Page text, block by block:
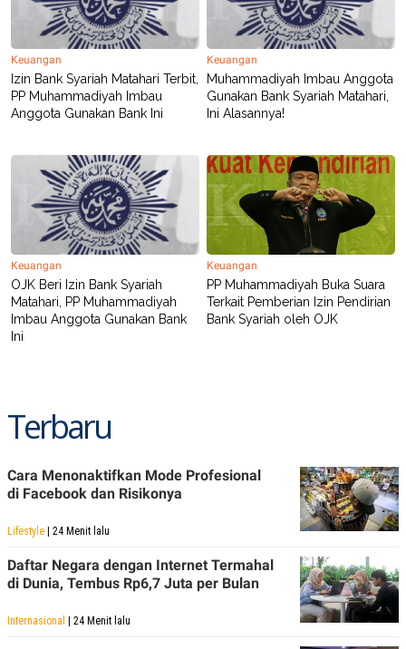
Keuangan
Izin Bank Syariah Matahari Terbit,
PP Muhammadiyah Imbau
Anggota Gunakan Bank Ini
Keuangan
Muhammadiyah Imbau Anggota
Gunakan Bank Syariah Matahari,
Ini Alasannya!
Keuangan
OJK Beri Izin Bank Syariah
Matahari, PP Muhammadiyah
Imbau Anggota Gunakan Bank
Ini
Keuangan
PP Muhammadiyah Buka Suara
Terkait Pemberian Izin Pendirian
Bank Syariah oleh OJK
Terbaru
Cara Menonaktifkan Mode Profesional
di Facebook dan Risikonya
Lifestyle | 24 Menit lalu
Daftar Negara dengan Internet Termahal
di Dunia, Tembus Rp6,7 Juta per Bulan
Internasional | 24 Menit lalu